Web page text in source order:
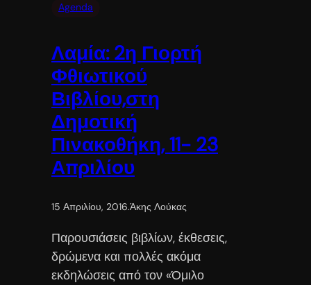
Agenda
Λαμία: 2η Γιορτή
Φθιωτικού
Βιβλίου,στη
Δημοτική
Πινακοθήκη, 11- 23
Απριλίου
15 Απριλίου, 2016.Άκης Λούκας
Παρουσιάσεις βιβλίων, έκθεσεις,
δρώμενα και πολλές ακόμα
εκδηλώσεις από τον «Όμιλο